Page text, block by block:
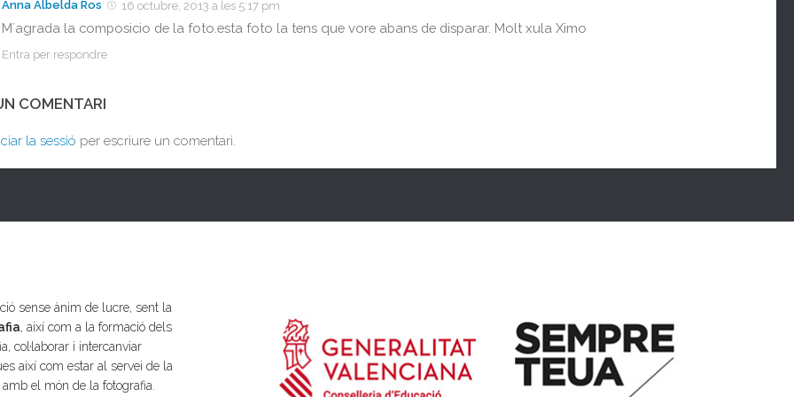
Anna Albelda Ros 16 octubre, 2013 a les 5:17 pm
M´agrada la composicio de la foto.esta foto la tens que vore abans de disparar. Molt xula Ximo
Entra per respondre
COMENTARI
la sessió per escriure un comentari.
sense ànim de lucre, sent la
, així com a la formació dels
col·laborar i intercanviar
així com estar al servei de la
el món de la fotografia.